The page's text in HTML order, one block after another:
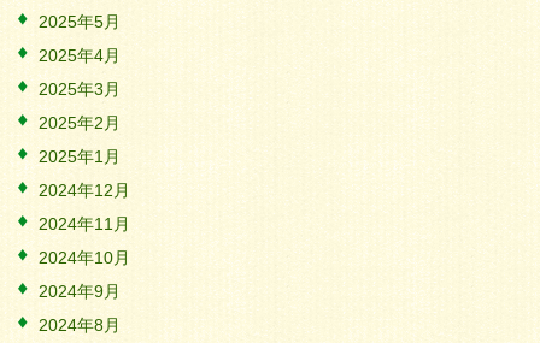
2025年5月
2025年4月
2025年3月
2025年2月
2025年1月
2024年12月
2024年11月
2024年10月
2024年9月
2024年8月